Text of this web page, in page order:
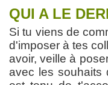
QUI A LE
Si tu viens de
d'imposer à tes
avoir, veille à
avec les souhaits